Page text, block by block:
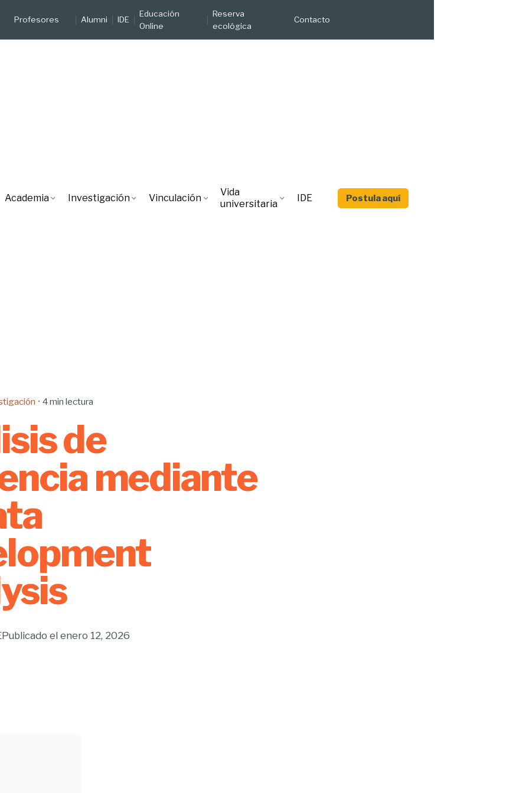
Profesores Alumni IDE
Educación
Online
Reserva
ecológica
Contacto
Academia Investigación Vinculación
Vida
universitaria
IDE Postula aquí
4 min lectura
de
mediante
Publicado el enero 12, 2026